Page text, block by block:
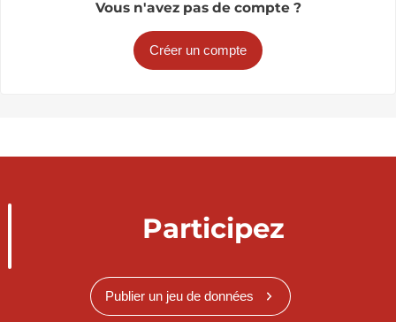
Vous n'avez pas de compte ?
Créer un compte
Participez
Publier un jeu de données